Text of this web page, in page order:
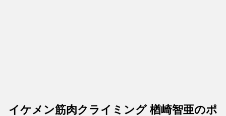
イケメン筋肉クライミング 楢崎智亜のポ